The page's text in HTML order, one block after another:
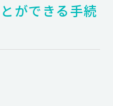
ができる手続